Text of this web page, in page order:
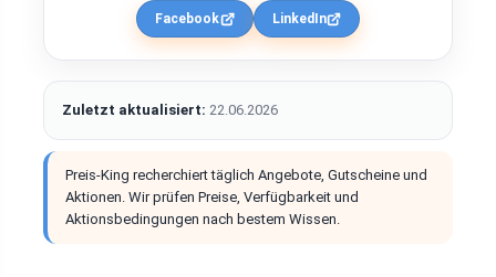
Facebook LinkedIn
Zuletzt aktualisiert: 22.06.2026
Preis-King recherchiert täglich Angebote, Gutscheine und
Aktionen. Wir prüfen Preise, Verfügbarkeit und
Aktionsbedingungen nach bestem Wissen.